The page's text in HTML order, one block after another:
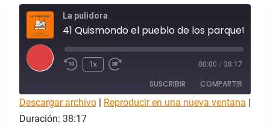
La pulidora
41 Quismondo el pueblo de los parquetistas
r
o
1x 00:00 / 38:17
SUSCRIBIR COMPARTIR
Apple Podcasts
COMPAR
TIR
Descargar archivo Reproducir en una nueva ventana
Duración: 38:17